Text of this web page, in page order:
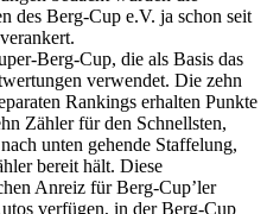
des Berg-Cup e.V. ja schon seit
Berg-Cup, die als Basis das
verwendet. Die zehn
Rankings erhalten Punkte
Zähler für den Schnellsten,
unten gehende Staffelung,
bereit hält. Diese
Anreiz für Berg-Cup’ler
verfügen, in der Berg-Cup